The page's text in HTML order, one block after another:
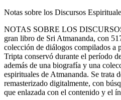
Notas sobre los Discursos
NOTAS SOBRE LOS
gran libro de Sri Atmananda, con
colección de diálogos compilados a
Tripta conservó durante el período
además de una biografía y una
espirituales de Atmananda. Se trata
remasterizado digitalmente, con
que enlazada con el contenido y el